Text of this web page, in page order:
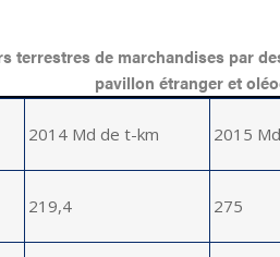
terrestres de marchandises par
pavillon étranger et
2014 Md de t-km 2015
219,4 275